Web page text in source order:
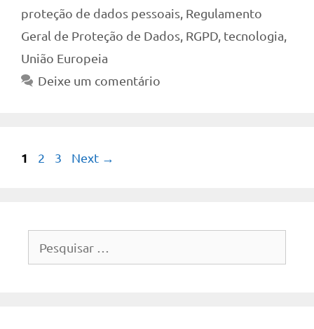
proteção de dados pessoais, Regulamento
Geral de Proteção de Dados, RGPD, tecnologia,
União Europeia
Deixe um comentário
Page
1 Page
2 Page
3 Next →
por: